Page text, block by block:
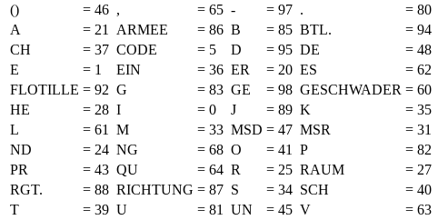
()
= 46 , = 65 - = 97 . = 80
A
= 21 ARMEE = 86 B = 85 BTL. = 94
CH
= 37 CODE = 5 D = 95 DE = 48
E
= 1 EIN = 36 ER = 20 ES = 62
FLOTILLE = 92 G = 83 GE = 98 GESCHWADER = 60
HE
= 28 I = 0 J = 89 K = 35
L
= 61 M = 33 MSD = 47 MSR = 31
ND
= 24 NG = 68 O = 41 P = 82
PR
= 43 QU = 64 R = 25 RAUM = 27
RGT.
= 88 RICHTUNG = 87 S = 34 SCH = 40
T
= 39 U = 81 UN = 45 V = 63